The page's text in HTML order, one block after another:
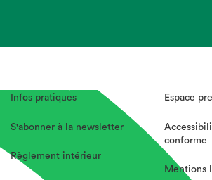
Infos pratiques
S'abonner à la newsletter
Règlement intérieur
Espace
conforme
Mentions